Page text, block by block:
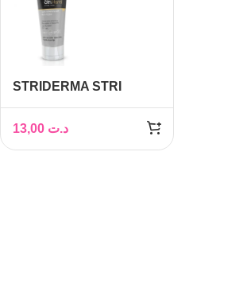
STRIDERMA STRI
SPF20 75ml
د.ت